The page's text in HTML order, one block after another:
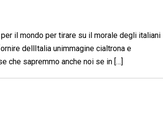
il mondo per tirare su il morale degli italiani
dellItalia unimmagine cialtrona e
che sapremmo anche noi se in […]